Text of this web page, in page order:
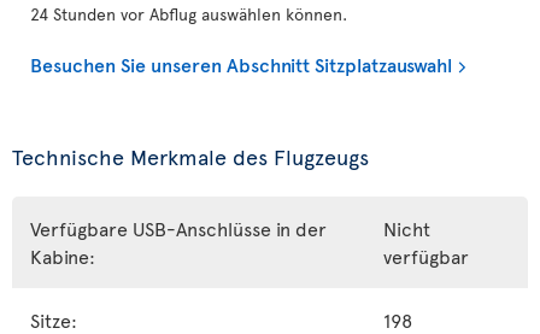
24 Stunden vor Abflug auswählen können.
Besuchen Sie unseren Abschnitt Sitzplatzauswahl
Technische Merkmale des Flugzeugs
Verfügbare USB-Anschlüsse in der
Kabine:
Nicht
verfügbar
Sitze: 198